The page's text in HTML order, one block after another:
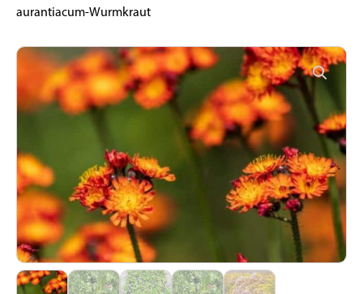
aurantiacum-Wurmkraut